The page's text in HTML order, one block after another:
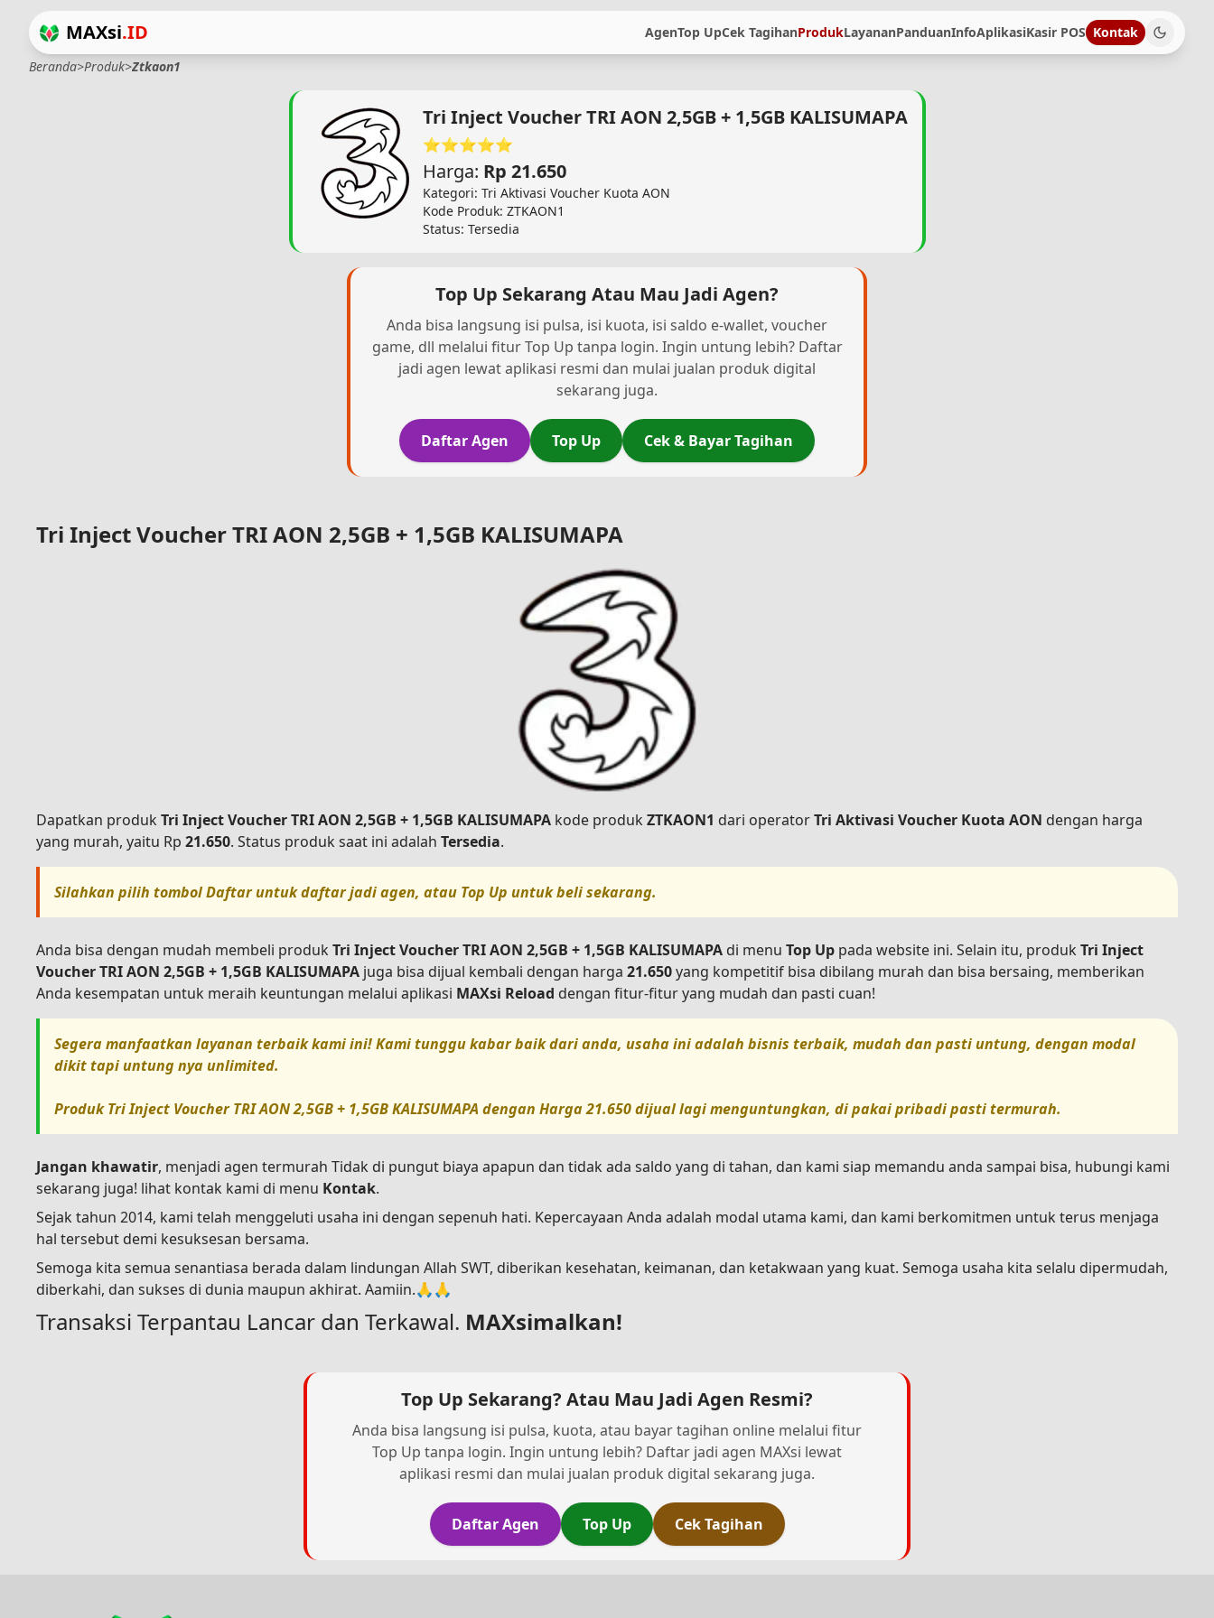
MAXsi.ID AgenTop UpCek TagihanProdukLayananPanduanInfoAplikasiKasir POS Kontak
Beranda>Produk>Ztkaon1
Tri Inject Voucher TRI AON 2,5GB + 1,5GB KALISUMAPA
⭐⭐⭐⭐⭐
Harga: Rp 21.650
Kategori: Tri Aktivasi Voucher Kuota AON
Kode Produk: ZTKAON1
Status: Tersedia
Top Up Sekarang Atau Mau Jadi Agen?
Anda bisa langsung isi pulsa, isi kuota, isi saldo e-wallet, voucher
game, dll melalui fitur Top Up tanpa login. Ingin untung lebih? Daftar
jadi agen lewat aplikasi resmi dan mulai jualan produk digital
sekarang juga.
Daftar Agen Top Up Cek & Bayar Tagihan
Tri Inject Voucher TRI AON 2,5GB + 1,5GB KALISUMAPA
Dapatkan produk Tri Inject Voucher TRI AON 2,5GB + 1,5GB KALISUMAPA kode produk ZTKAON1 dari operatorTri Aktivasi Voucher Kuota AON dengan harga
yang murah, yaitu Rp 21.650. Status produk saat ini adalah Tersedia.
Silahkan pilih tombolDaftaruntuk daftar jadi agen, atau Top Up untuk beli sekarang.
Anda bisa dengan mudah membeli produk Tri Inject Voucher TRI AON 2,5GB + 1,5GB KALISUMAPA di menu Top Up pada website ini. Selain itu, produk Tri Inject
Voucher TRI AON 2,5GB + 1,5GB KALISUMAPA juga bisa dijual kembali dengan harga 21.650yang kompetitif bisa dibilang murah dan bisa bersaing, memberikan
Anda kesempatan untuk meraih keuntungan melalui aplikasi MAXsi Reload dengan fitur-fitur yang mudah dan pasti cuan!
Segera manfaatkan layanan terbaik kami ini! Kami tunggu kabar baik dari anda, usaha ini adalah bisnis terbaik, mudah dan pasti untung, dengan modal
dikit tapi untung nya unlimited.
ProdukTri Inject Voucher TRI AON 2,5GB + 1,5GB KALISUMAPA dengan Harga21.650dijual lagi menguntungkan, di pakai pribadi pasti termurah.
Jangan khawatir, menjadi agen termurah Tidak di pungut biaya apapun dan tidak ada saldo yang di tahan, dan kami siap memandu anda sampai bisa, hubungi kami
sekarang juga! lihat kontak kami di menu Kontak.
Sejak tahun 2014, kami telah menggeluti usaha ini dengan sepenuh hati. Kepercayaan Anda adalah modal utama kami, dan kami berkomitmen untuk terus menjaga
hal tersebut demi kesuksesan bersama.
Semoga kita semua senantiasa berada dalam lindungan Allah SWT, diberikan kesehatan, keimanan, dan ketakwaan yang kuat. Semoga usaha kita selalu dipermudah,
diberkahi, dan sukses di dunia maupun akhirat. Aamiin.🙏🙏
Transaksi Terpantau Lancar dan Terkawal. MAXsimalkan!
Top Up Sekarang? Atau Mau Jadi Agen Resmi?
Anda bisa langsung isi pulsa, kuota, atau bayar tagihan online melalui fitur
Top Up tanpa login. Ingin untung lebih? Daftar jadi agen MAXsi lewat
aplikasi resmi dan mulai jualan produk digital sekarang juga.
Daftar Agen Top Up Cek Tagihan